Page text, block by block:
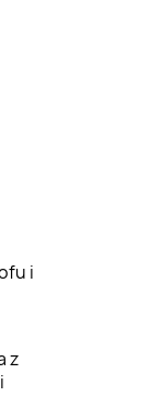
i
z